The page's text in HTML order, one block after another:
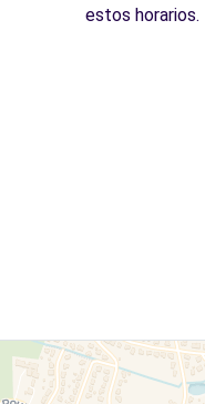
estos horarios.